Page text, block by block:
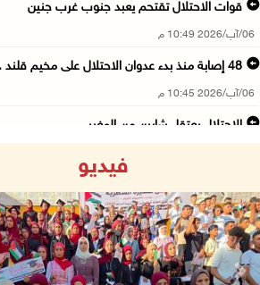
قوات الاحتلال تقتحم يعبد جنوب غرب جنين
06/آب/2026 10:49 م
48 إصابة منذ بدء عدوان الاحتلال على مخيم قلند ...
06/آب/2026 10:45 م
الاحتلال يعتقل شابين من المغير
06/آب/2026 10:01 م
رئيس بلدية الخليل يطلع وفدا أميركيا على تطورا ...
06/آب/2026 09:59 م
فيديو
Next